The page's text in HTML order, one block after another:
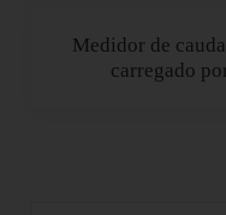
Medidor de
carregado